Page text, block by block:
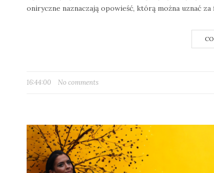
oniryczne naznaczają opowieść, którą można uznać
16:44:00 No comments